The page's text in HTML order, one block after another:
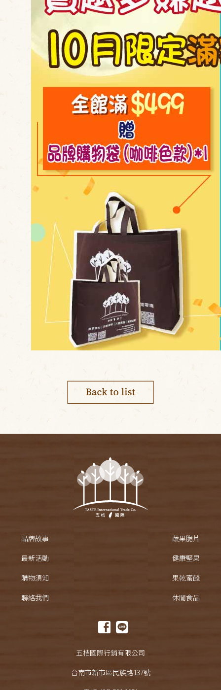
品牌故事
最新活動
購物須知
聯絡我們
蔬果脆片
健康堅果
果乾蜜餞
休閒食品
五桔國際行銷有限公司
台南市新市區民族路137號